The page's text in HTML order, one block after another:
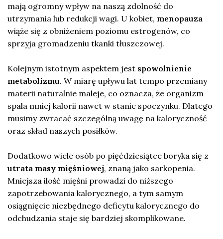
mają ogromny wpływ na naszą zdolność do
utrzymania lub redukcji wagi. U kobiet, menopauza
wiąże się z obniżeniem poziomu estrogenów, co
sprzyja gromadzeniu tkanki tłuszczowej.
Kolejnym istotnym aspektem jest spowolnienie
metabolizmu. W miarę upływu lat tempo przemiany
materii naturalnie maleje, co oznacza, że organizm
spala mniej kalorii nawet w stanie spoczynku. Dlatego
musimy zwracać szczególną uwagę na kaloryczność
oraz skład naszych posiłków.
Dodatkowo wiele osób po pięćdziesiątce boryka się z
utrata masy mięśniowej, znaną jako sarkopenia.
Mniejsza ilość mięśni prowadzi do niższego
zapotrzebowania kalorycznego, a tym samym
osiągnięcie niezbędnego deficytu kalorycznego do
odchudzania staje się bardziej skomplikowane.